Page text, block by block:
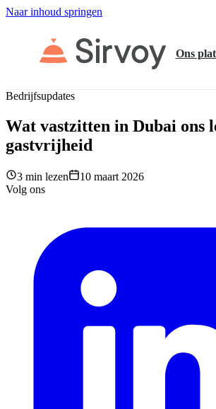
Naar inhoud springen
Ons
Bedrijfsupdates
Wat vastzitten in Dubai ons
gastvrijheid
3 min lezen
10 maart 2026
Volg ons